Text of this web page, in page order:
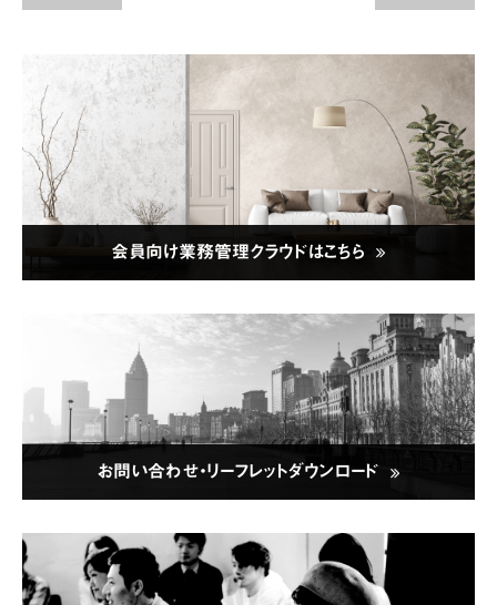
会員向け業務管理クラウドはこちら
お問い合わせ・リーフレットダウンロード